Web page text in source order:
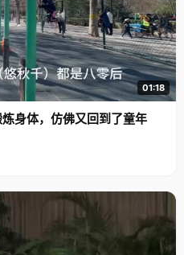
01:18
身体，仿佛又回到了童年